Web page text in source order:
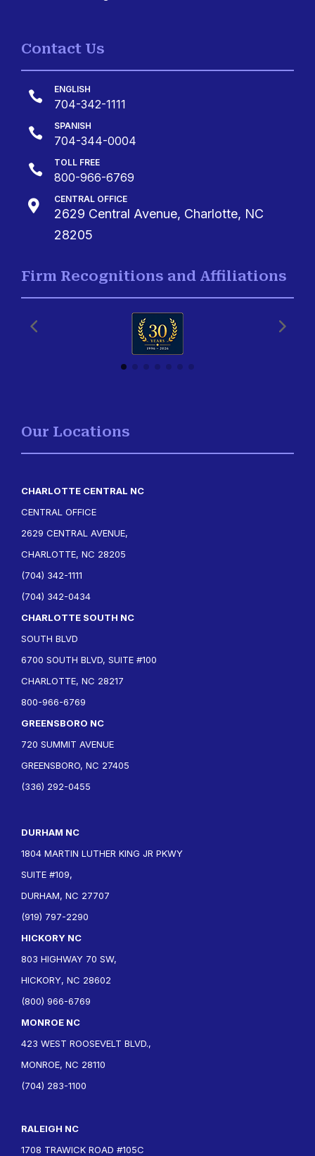
Contact Us
 ENGLISH
704-342-1111
 SPANISH
704-344-0004
 TOLL FREE
800-966-6769
 CENTRAL OFFICE
2629 Central Avenue, Charlotte, NC
28205
Firm Recognitions and Affiliations
Our Locations
CHARLOTTE CENTRAL NC
CENTRAL OFFICE
2629 CENTRAL AVENUE,
CHARLOTTE, NC 28205
(704) 342-1111
(704) 342-0434
CHARLOTTE SOUTH NC
SOUTH BLVD
6700 SOUTH BLVD, SUITE #100
CHARLOTTE, NC 28217
800-966-6769
GREENSBORO NC
720 SUMMIT AVENUE
GREENSBORO, NC 27405
(336) 292-0455
DURHAM NC
1804 MARTIN LUTHER KING JR PKWY
SUITE #109,
DURHAM, NC 27707
(919) 797-2290
HICKORY NC
803 HIGHWAY 70 SW,
HICKORY, NC 28602
(800) 966-6769
MONROE NC
423 WEST ROOSEVELT BLVD.,
MONROE, NC 28110
(704) 283-1100
RALEIGH NC
1708 TRAWICK ROAD #105C